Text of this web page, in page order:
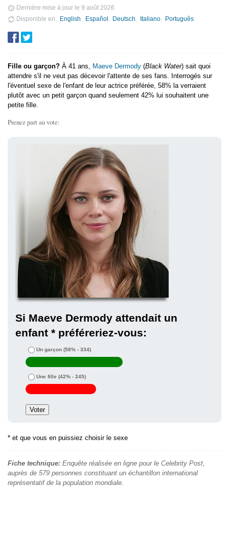
Dernière mise à jour le 9 août 2026
Disponible en
English Español Deutsch Italiano Português
Fille ou garçon? À 41 ans, Maeve Dermody (Black Water) sait quoi
attendre s'il ne veut pas décevoir l'attente de ses fans. Interrogés sur
l'éventuel sexe de l'enfant de leur actrice préférée, 58% la verraient
plutôt avec un petit garçon quand seulement 42% lui souhaitent une
petite fille.
Prenez part au vote:
Si Maeve Dermody attendait un
enfant * préféreriez-vous:
Un garçon (58% - 334)
Une fille (42% - 245)
* et que vous en puissiez choisir le sexe
Fiche technique: Enquête réalisée en ligne pour le Celebrity Post,
auprès de 579 personnes constituant un échantillon international
représentatif de la population mondiale.